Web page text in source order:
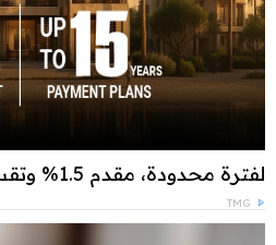
لفترة محدودة، مقدم 1.5% وتقسيط حتى 15 سنة
TMG